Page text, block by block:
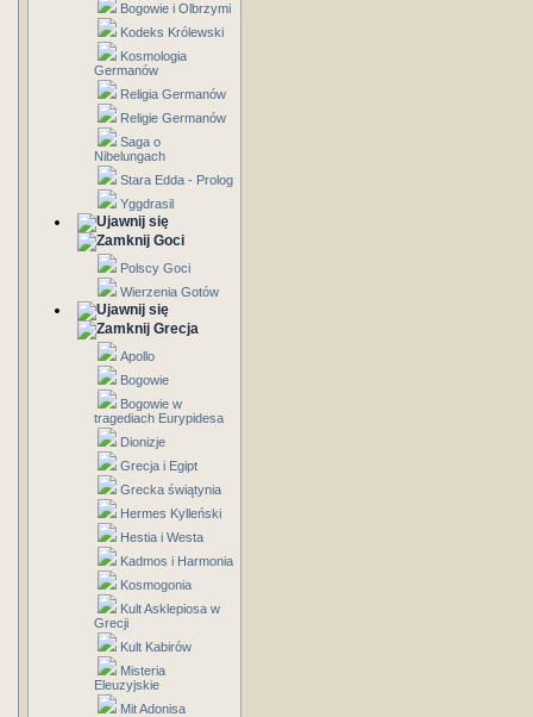
Bogowie i Olbrzymi
Kodeks Królewski
Kosmologia
Germanów
Religia Germanów
Religie Germanów
Saga o
Nibelungach
Stara Edda - Prolog
Yggdrasil
Goci
Polscy Goci
Wierzenia Gotów
Grecja
Apollo
Bogowie
Bogowie w
tragediach Eurypidesa
Dionizje
Grecja i Egipt
Grecka świątynia
Hermes Kylleński
Hestia i Westa
Kadmos i Harmonia
Kosmogonia
Kult Asklepiosa w
Grecji
Kult Kabirów
Misteria
Eleuzyjskie
Mit Adonisa